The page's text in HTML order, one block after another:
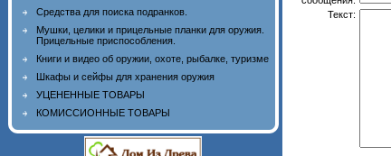
Средства для поиска подранков.
Мушки, целики и прицельные планки для оружия.
Прицельные приспособления.
Книги и видео об оружии, охоте, рыбалке, туризме
Шкафы и сейфы для хранения оружия
УЦЕНЕННЫЕ ТОВАРЫ
КОМИССИОННЫЕ ТОВАРЫ
Текст: